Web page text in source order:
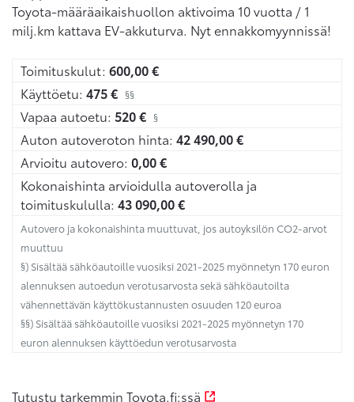
Toyota-määräaikaishuollon aktivoima 10 vuotta / 1
milj.km kattava EV-akkuturva. Nyt ennakkomyynnissä!
Toimituskulut: 600,00€
Käyttöetu: 475€ §§
Vapaa autoetu: 520€ §
Auton autoveroton hinta: 42 490,00€
Arvioitu autovero: 0,00€
Kokonaishinta arvioidulla autoverolla ja
toimituskululla: 43 090,00€
Autovero ja kokonaishinta muuttuvat, jos autoyksilön CO2-arvot
muuttuu
§) Sisältää sähköautoille vuosiksi 2021-2025 myönnetyn 170 euron
alennuksen autoedun verotusarvosta sekä sähköautoilta
vähennettävän käyttökustannusten osuuden 120 euroa
§§) Sisältää sähköautoille vuosiksi 2021-2025 myönnetyn 170
euron alennuksen käyttöedun verotusarvosta
Tutustu tarkemmin Toyota.fi:ssä